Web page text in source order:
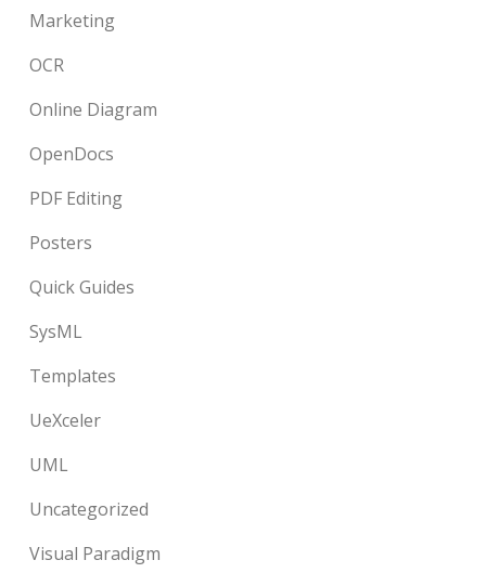
Marketing
OCR
Online Diagram
OpenDocs
PDF Editing
Posters
Quick Guides
SysML
Templates
UeXceler
UML
Uncategorized
Visual Paradigm